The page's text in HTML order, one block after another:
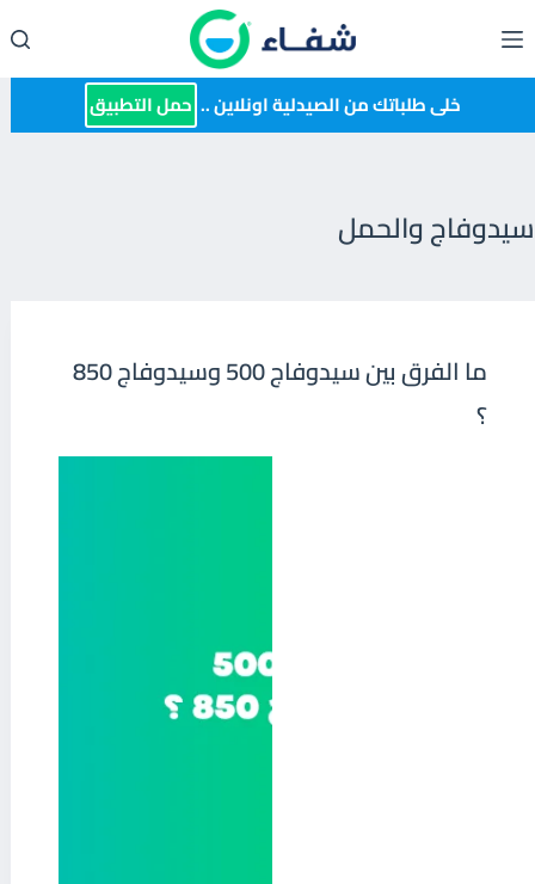
إلى
المحتوى خلى طلباتك من الصيدلية اونلاين .. حمل التطبيق
سيدوفاج والحمل
ما الفرق بين سيدوفاج 500 وسيدوفاج 850
؟